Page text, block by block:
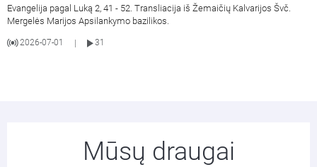
Evangelija pagal Luką 2, 41 - 52. Transliacija iš Žemaičių Kalvarijos Švč.
Mergelės Marijos Apsilankymo bazilikos.
2026-07-01 31
Mūsų draugai